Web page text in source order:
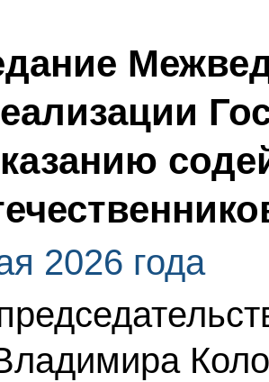
2026 года